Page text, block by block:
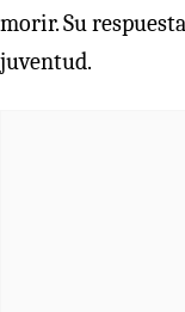
morir. Su
juventud.